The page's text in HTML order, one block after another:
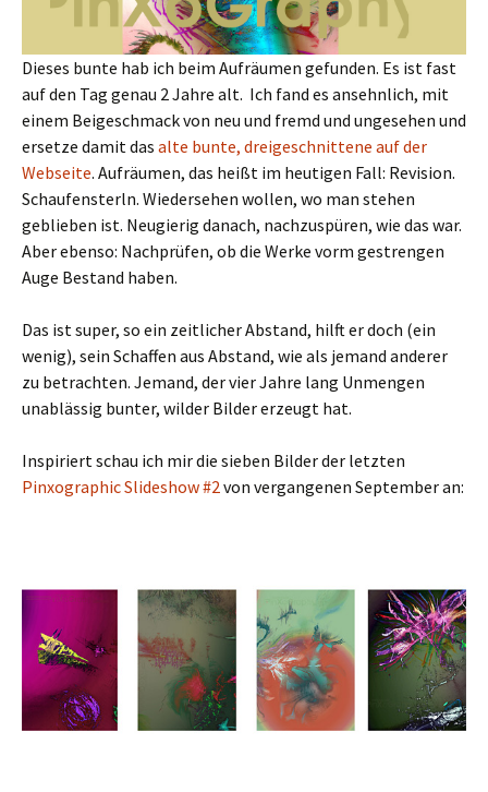
Dieses bunte hab ich beim Aufräumen gefunden. Es ist fast
auf den Tag genau 2 Jahre alt. Ich fand es ansehnlich, mit
einem Beigeschmack von neu und fremd und ungesehen und
ersetze damit das alte bunte, dreigeschnittene auf der
Webseite. Aufräumen, das heißt im heutigen Fall: Revision.
Schaufensterln. Wiedersehen wollen, wo man stehen
geblieben ist. Neugierig danach, nachzuspüren, wie das war.
Aber ebenso: Nachprüfen, ob die Werke vorm gestrengen
Auge Bestand haben.
Das ist super, so ein zeitlicher Abstand, hilft er doch (ein
wenig), sein Schaffen aus Abstand, wie als jemand anderer
zu betrachten. Jemand, der vier Jahre lang Unmengen
unablässig bunter, wilder Bilder erzeugt hat.
Inspiriert schau ich mir die sieben Bilder der letzten
Pinxographic Slideshow #2von vergangenen September an: